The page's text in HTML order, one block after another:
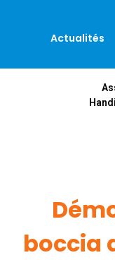
Actualités
boccia